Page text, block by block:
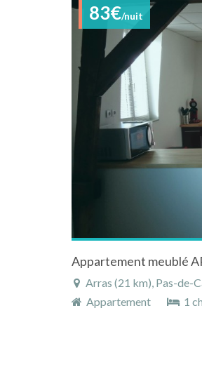
83€/nuit
Appartement meublé
Arras (21 km), Pas-de-
Appartement
1